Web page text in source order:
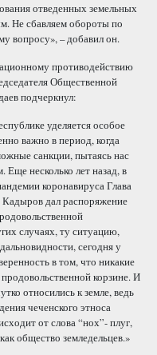
отведенных земельных
Не сбавляем обороты по
вопросу», – добавил он.
противодействию
Общественной
подчеркнул:
уделяется особое
важно в период, когда
санкции, пытаясь нас
Еще несколько лет назад, в
коронавируса Глава
дал распоряжение
случаях, ту ситуацию,
сегодня у
в том, что никакие
корзине. И
относились к земле, ведь
чеченского этноса
от слова “нох”- плуг,
общество земледельцев.»